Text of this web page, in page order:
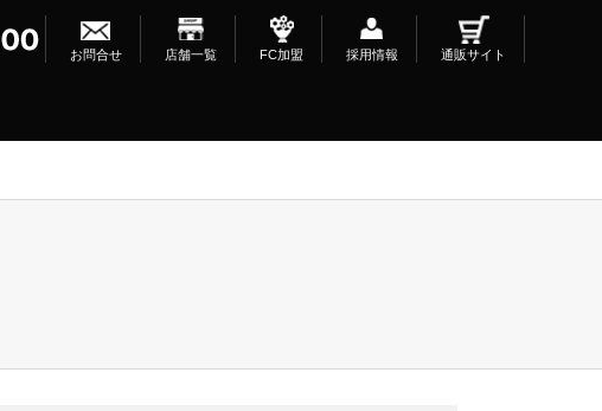
お問合せ 店舗一覧 FC加盟 採用情報 通販サイト